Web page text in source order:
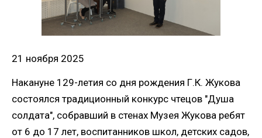
21 ноября 2025
Накануне 129-летия со дня рождения Г.К. Жукова
состоялся традиционный конкурс чтецов "Душа
солдата", собравший в стенах Музея Жукова ребят
от 6 до 17 лет, воспитанников школ, детских садов,